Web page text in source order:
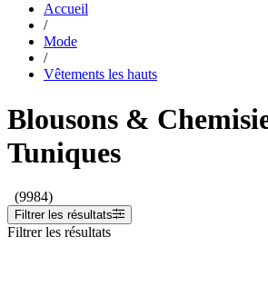
Accueil
/
Mode
/
Vêtements les hauts
Blousons &
Tuniques
(9984)
Filtrer les résultats
Filtrer les résultats